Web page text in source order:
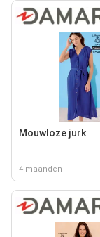
Mouwloze jurk
4 maanden